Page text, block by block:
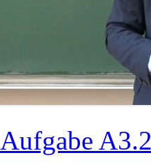
Aufgabe